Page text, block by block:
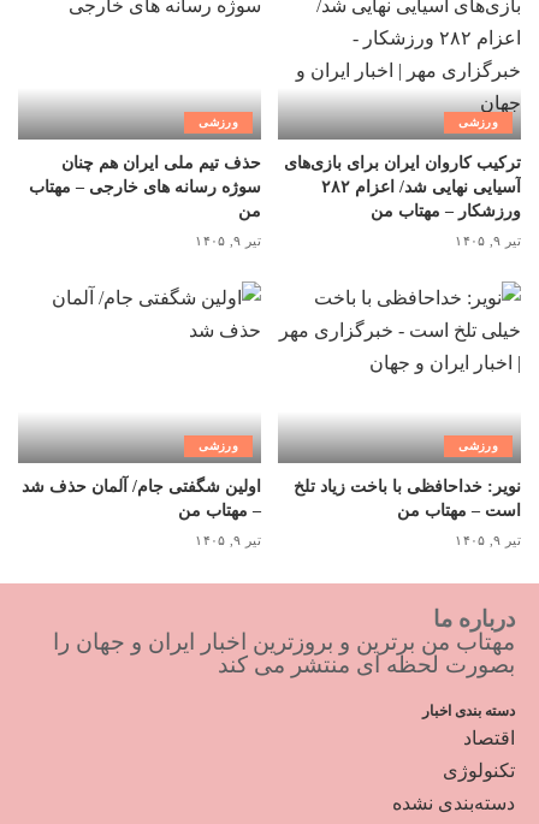
ورزشی
ترکیب کاروان ایران برای بازی‌های
آسیایی نهایی شد/ اعزام ۲۸۲
ورزشکار – مهتاب من
تیر ۹, ۱۴۰۵
ورزشی
حذف تیم ملی ایران هم چنان
سوژه رسانه های خارجی – مهتاب
من
تیر ۹, ۱۴۰۵
ورزشی
نویر: خداحافظی با باخت زیاد تلخ
است – مهتاب من
تیر ۹, ۱۴۰۵
ورزشی
اولین شگفتی جام/ آلمان حذف شد
– مهتاب من
تیر ۹, ۱۴۰۵
درباره ما
مهتاب من برترین و بروزترین اخبار ایران و جهان را
بصورت لحظه ای منتشر می کند
دسته بندی اخبار
اقتصاد
تکنولوژی
دسته‌بندی نشده